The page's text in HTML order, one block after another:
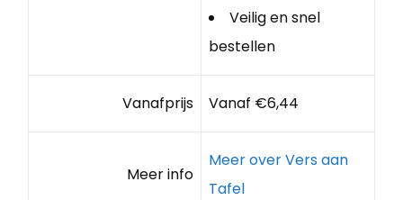
Veilig en snel
bestellen
Vanafprijs Vanaf €6,44
Meer info
Meer over Vers aan
Tafel